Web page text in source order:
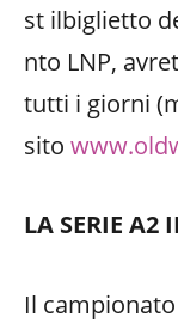
st ilbiglietto
nto LNP,
tutti i giorni
sito
LA SERIE A2
Il